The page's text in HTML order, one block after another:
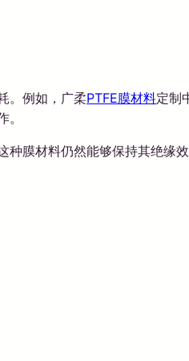
。例如，广柔PTFE膜材料定制
膜材料仍然能够保持其绝缘